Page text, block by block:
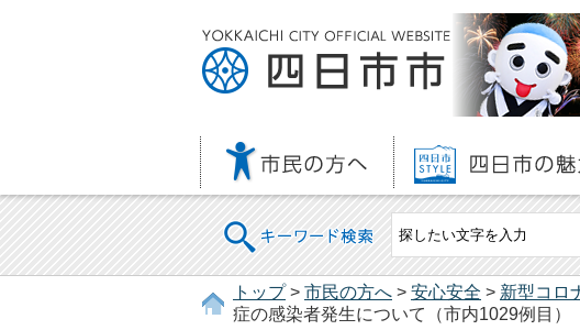
キーワード検索
トップ> 市民の方へ > 安心安全 > 新型コロ
症の感染者発生について（市内1029例目）